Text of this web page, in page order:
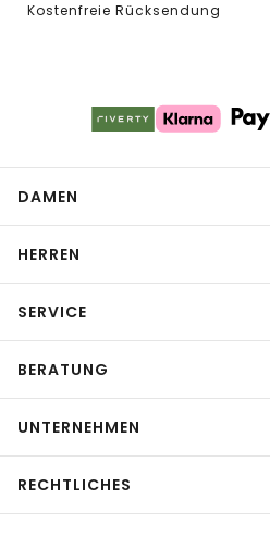
Kostenfreie Rücksendung
DAMEN
HERREN
SERVICE
BERATUNG
UNTERNEHMEN
RECHTLICHES